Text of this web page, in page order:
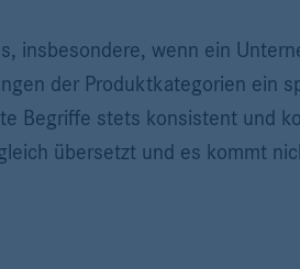
insbesondere, wenn ein
der Produktkategorien ein
Begriffe stets konsistent und
übersetzt und es kommt